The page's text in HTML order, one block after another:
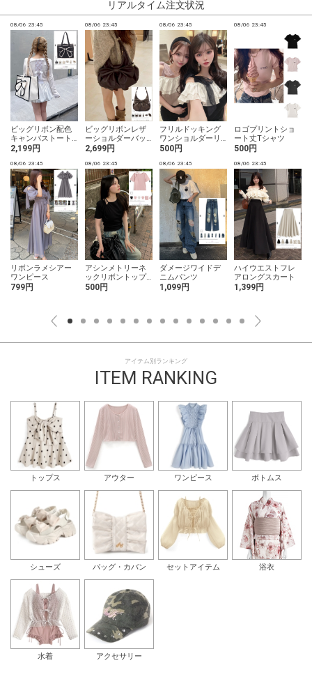
リアルタイム注文状況
08/06 23:45
ビッグリボン配色
キャンバストート
バッグ
2,199円
08/06 23:45
ビッグリボンレザ
ーショルダーバッ
グ
2,699円
08/06 23:45
フリルドッキング
ワンショルダーリ
ボンノースリーブ
500円
08/06 23:45
ロゴプリントショ
ート丈Tシャツ
500円
08/06 23:45
リボンラメシアー
ワンピース
799円
08/06 23:45
アシンメトリーネ
ックリボントップ
ス
500円
08/06 23:45
ダメージワイドデ
ニムパンツ
1,099円
08/06 23:45
ハイウエストフレ
アロングスカート
1,399円
アイテム別ランキング
ITEM RANKING
トップス アウター ワンピース ボトムス
シューズ バッグ・カバン セットアイテム 浴衣
水着 アクセサリー